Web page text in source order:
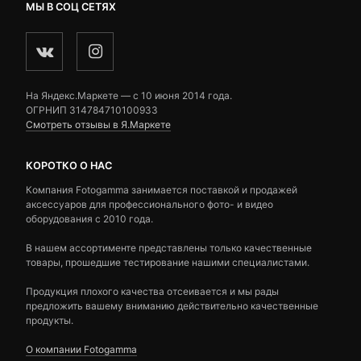
МЫ В СОЦ СЕТЯХ
На Яндекс.Маркете — c 10 июня 2014 года.
ОГРНИП 314784710100933
Смотреть отзывы в Я.Маркете
КОРОТКО О НАС
Компания Fotogamma занимается поставкой и продажей
аксессуаров для профессионального фото- и видео
оборудования с 2010 года.
В нашем ассортименте представлены только качественные
товары, прошедшие тестирование нашими специалистами.
Продукция плохого качества отсеивается и мы рады
предложить вашему вниманию действительно качественные
продукты.
О компании Fotogamma